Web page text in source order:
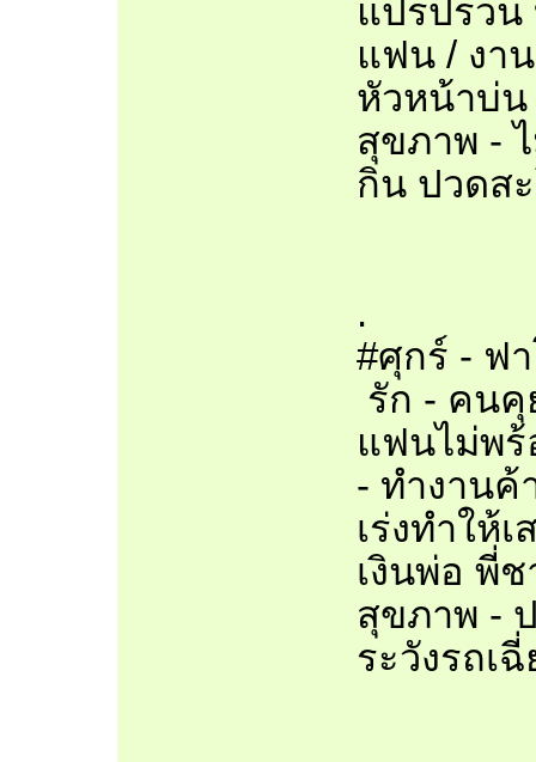
แปรปรวน
แฟน / งา
หัวหน้าบ่น
สุขภาพ -
กิน ปวดส
.
#ศุกร์ - ฟ
รัก - คนคุ
แฟนไม่พร้
- ทำงานค้
เร่งทำให้
เงินพ่อ พี่
สุขภาพ -
ระวังรถเ